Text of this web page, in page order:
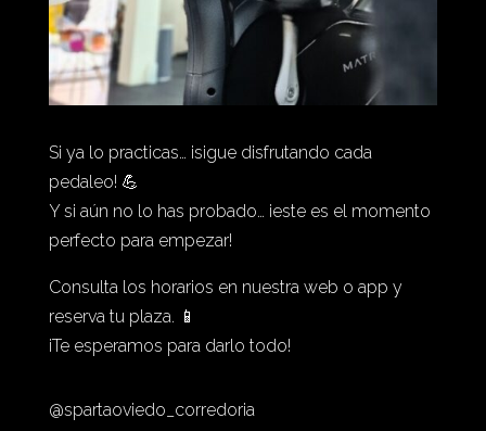
Si ya lo practicas… ¡sigue disfrutando cada
pedaleo! 💪
Y si aún no lo has probado… ¡este es el momento
perfecto para empezar!
Consulta los horarios en nuestra web o app y
reserva tu plaza. 📱
¡Te esperamos para darlo todo!
@spartaoviedo_corredoria